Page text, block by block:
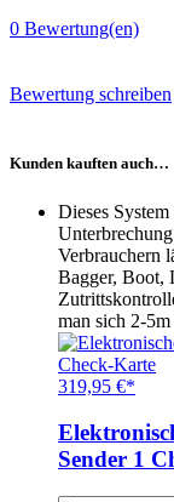
0 Bewertung(en)
Bewertung schreiben
Kunden kauften auch…
Dieses
Verbrauchern
Bagger, Boot,
man sich 2-
319,95 €*
Sender 1